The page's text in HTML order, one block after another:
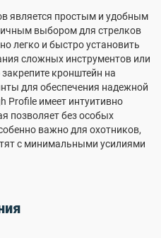
является простым и удобным
выбором для стрелков
легко и быстро установить
сложных инструментов или
кронштейн на
для обеспечения надежной
Profile имеет интуитивно
позволяет без особых
важно для охотников,
с минимальными усилиями